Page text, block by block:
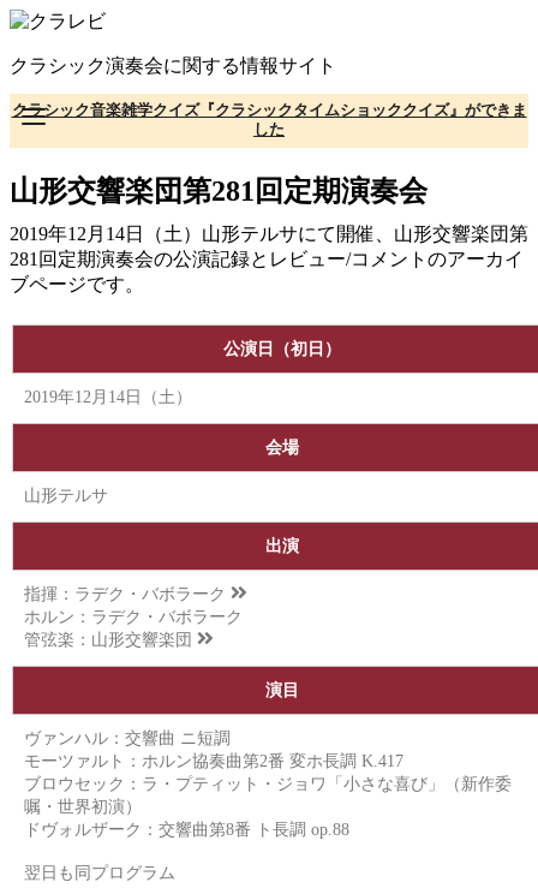
コ
テ
ン
ツ
へ
移
動
クラシック演奏会に関する情報サイト
クラシック音楽雑学クイズ『クラシックタイムショッククイズ』ができま
した
山形交響楽団第281回定期演奏会
2019年12月14日（土）山形テルサにて開催、山形交響楽団第
281回定期演奏会の公演記録とレビュー/コメントのアーカイ
ブページです。
公演日（初日）
2019年12月14日（土）
会場
山形テルサ
出演
指揮： ラデク・バボラーク
ホルン：ラデク・バボラーク
管弦楽： 山形交響楽団
演目
ヴァンハル：交響曲 ニ短調
モーツァルト：ホルン協奏曲第2番 変ホ長調 K.417
ブロウセック：ラ・プティット・ジョワ「小さな喜び」（新作委
嘱・世界初演）
ドヴォルザーク：交響曲第8番 ト長調 op.88
翌日も同プログラム